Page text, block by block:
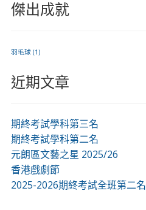
傑出成就
羽毛球(1)
近期文章
期終考試學科第三名
期終考試學科第二名
元朗區文藝之星 2025/26
香港戲劇節
2025-2026期終考試全班第二名